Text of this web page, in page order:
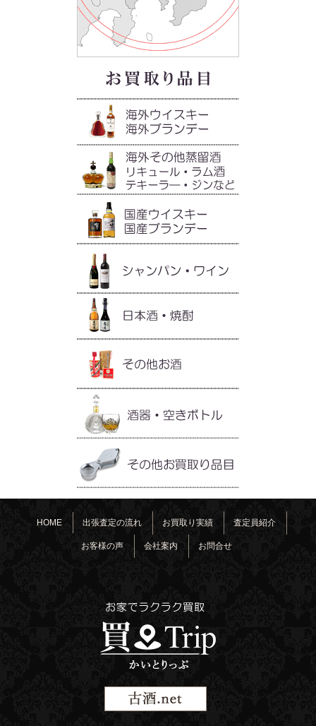
HOME 出張査定の流れ お買取り実績 査定員紹介
お客様の声 会社案内 お問合せ